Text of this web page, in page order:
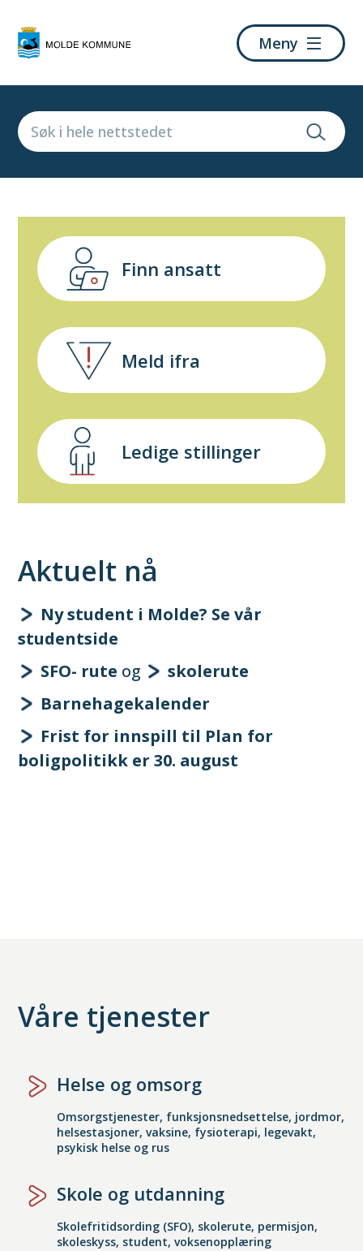
kommune
Meny
Finn ansatt
Meld ifra
Ledige stillinger
Aktuelt nå
Ny student i Molde? Se vår
studentside
SFO- rute og
skolerute
Barnehagekalender
Frist for innspill til Plan for
boligpolitikk er 30. august
Våre tjenester
Helse og omsorg
Omsorgstjenester, funksjonsnedsettelse, jordmor,
helsestasjoner, vaksine, fysioterapi, legevakt,
psykisk helse og rus
Skole og utdanning
Skolefritidsording (SFO), skolerute, permisjon,
skoleskyss, student, voksenopplæring